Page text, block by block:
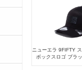
ニューエラ 9FIFTY
ボックスロゴ ブラ